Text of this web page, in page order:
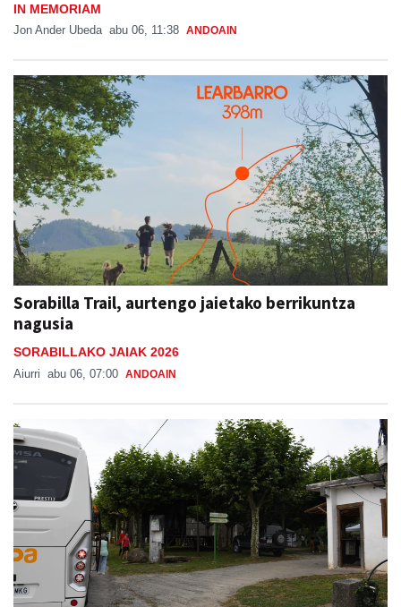
IN MEMORIAM
Jon Ander Ubeda abu 06, 11:38 ANDOAIN
Sorabilla Trail, aurtengo jaietako berrikuntza
nagusia
SORABILLAKO JAIAK 2026
Aiurri abu 06, 07:00 ANDOAIN